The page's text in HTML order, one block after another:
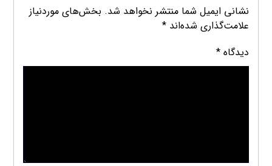
نشانی ایمیل شما منتشر نخواهد شد. بخش‌های موردنیاز
علامت‌گذاری شده‌اند*
دیدگاه*